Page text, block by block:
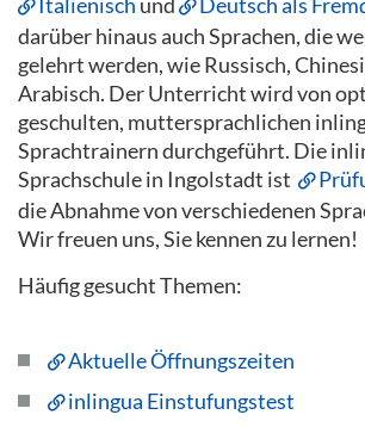
darüber hinaus auch Sprachen, die
gelehrt werden, wie Russisch,
Arabisch. Der Unterricht wird von
geschulten, muttersprachlichen
Sprachtrainern durchgeführt. Die
Sprachschule in Ingolstadt ist
die Abnahme von verschiedenen
Wir freuen uns, Sie kennen zu lernen!
Häufig gesucht Themen:
Aktuelle Öffnungszeiten
inlingua Einstufungstest